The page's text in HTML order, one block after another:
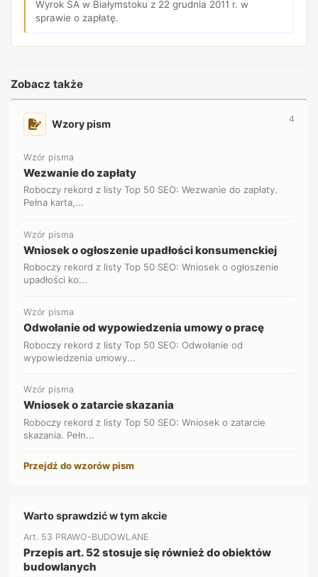
Wyrok SA w Białymstoku z 22 grudnia 2011 r. w
sprawie o zapłatę.
Zobacz także
Wzory pism 4
Wzór pisma
Wezwanie do zapłaty
Roboczy rekord z listy Top 50 SEO: Wezwanie do zapłaty.
Pełna karta,...
Wzór pisma
Wniosek o ogłoszenie upadłości konsumenckiej
Roboczy rekord z listy Top 50 SEO: Wniosek o ogłoszenie
upadłości ko...
Wzór pisma
Odwołanie od wypowiedzenia umowy o pracę
Roboczy rekord z listy Top 50 SEO: Odwołanie od
wypowiedzenia umowy...
Wzór pisma
Wniosek o zatarcie skazania
Roboczy rekord z listy Top 50 SEO: Wniosek o zatarcie
skazania. Pełn...
Przejdź do wzorów pism
Warto sprawdzić w tym akcie
Art. 53 PRAWO-BUDOWLANE
Przepis art. 52 stosuje się również do obiektów
budowlanych